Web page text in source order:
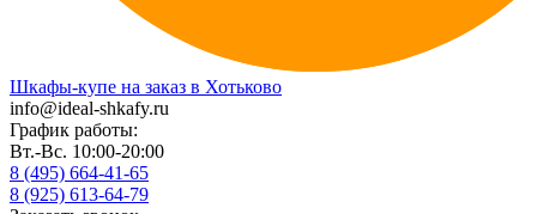
Шкафы-купе на заказ в Хотьково
info@ideal-shkafy.ru
График работы:
Вт.-Вс. 10:00-20:00
8 (495) 664-41-65
8 (925) 613-64-79